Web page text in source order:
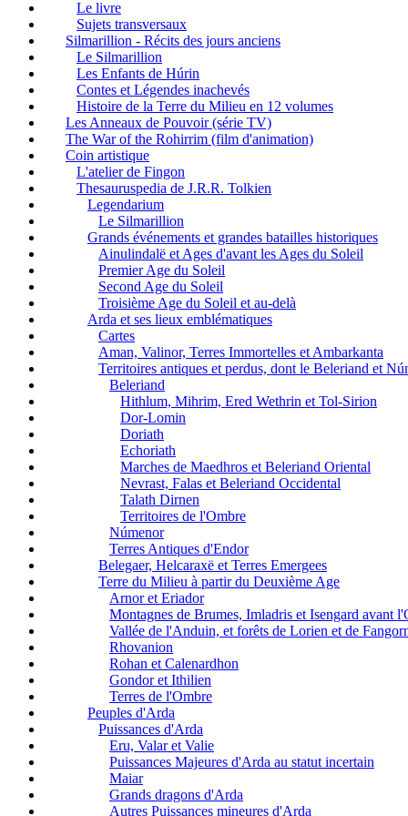
Le livre
Sujets transversaux
Silmarillion - Récits des jours anciens
Le Silmarillion
Les Enfants de Húrin
Contes et Légendes inachevés
Histoire de la Terre du Milieu en 12 volumes
Les Anneaux de Pouvoir (série TV)
The War of the Rohirrim (film d'animation)
Coin artistique
L'atelier de Fingon
Thesauruspedia de J.R.R. Tolkien
Legendarium
Le Silmarillion
Grands événements et grandes batailles historiques
Ainulindalë et Ages d'avant les Ages du Soleil
Premier Age du Soleil
Second Age du Soleil
Troisième Age du Soleil et au-delà
Arda et ses lieux emblématiques
Cartes
Aman, Valinor, Terres Immortelles et Ambarkanta
Territoires antiques et perdus, dont le Beleriand et
Beleriand
Hithlum, Mihrim, Ered Wethrin et Tol-Sirion
Dor-Lomin
Doriath
Echoriath
Marches de Maedhros et Beleriand Oriental
Nevrast, Falas et Beleriand Occidental
Talath Dirnen
Territoires de l'Ombre
Númenor
Terres Antiques d'Endor
Belegaer, Helcaraxë et Terres Emergees
Terre du Milieu à partir du Deuxième Age
Arnor et Eriador
Montagnes de Brumes, Imladris et Isengard avant
Vallée de l'Anduin, et forêts de Lorien et de
Rhovanion
Rohan et Calenardhon
Gondor et Ithilien
Terres de l'Ombre
Peuples d'Arda
Puissances d'Arda
Eru, Valar et Valie
Puissances Majeures d'Arda au statut incertain
Maiar
Grands dragons d'Arda
Autres Puissances mineures d'Arda